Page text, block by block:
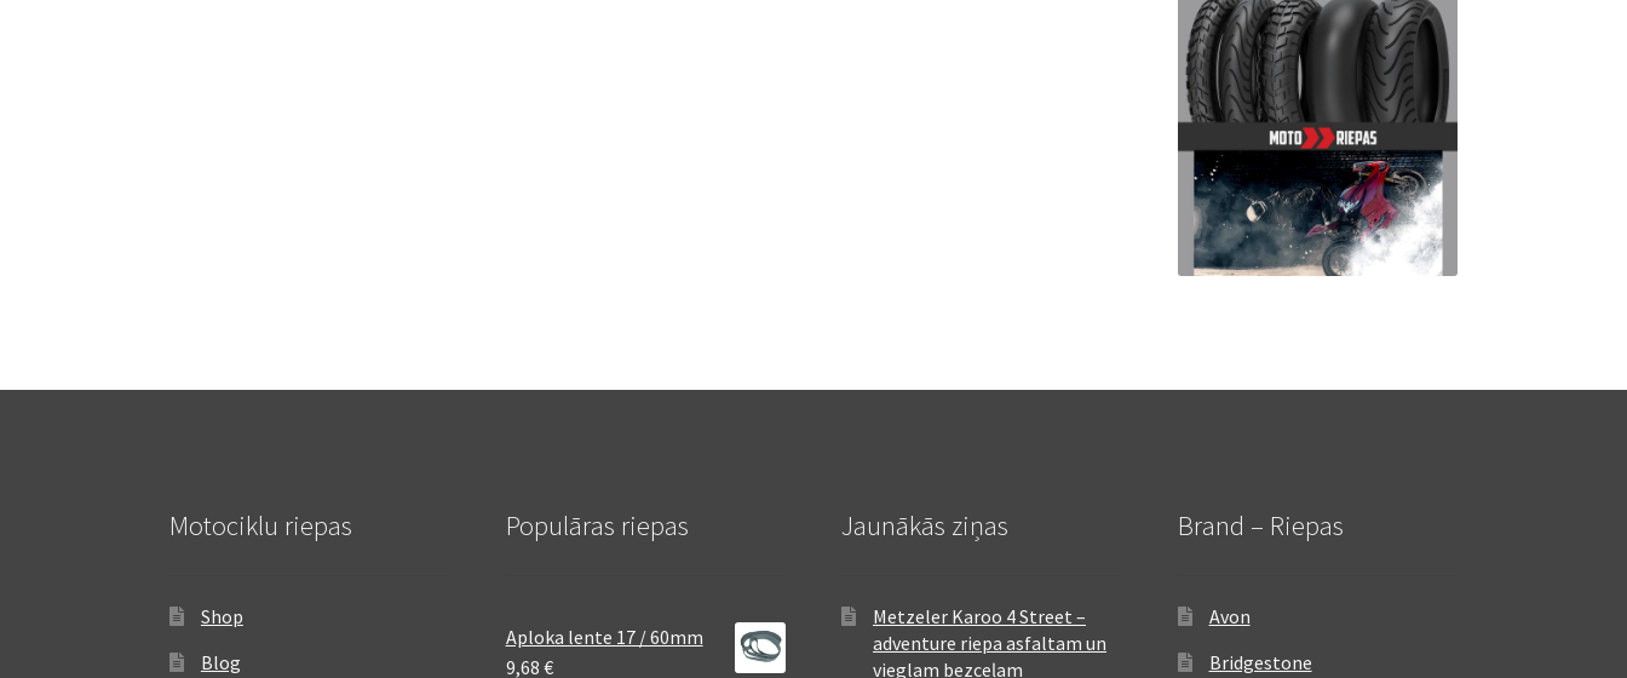
Motociklu riepas
Shop
Blog
Populāras riepas
Aploka lente 17 / 60mm
9,68 €
Jaunākās ziņas
Metzeler Karoo 4 Street –
adventure riepa asfaltam un
vieglam bezceļam
Brand – Riepas
Avon
Bridgestone